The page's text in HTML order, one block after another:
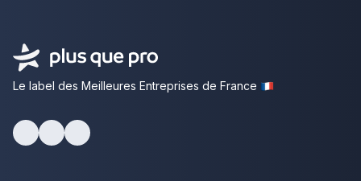
Le label des Meilleures Entreprises de France